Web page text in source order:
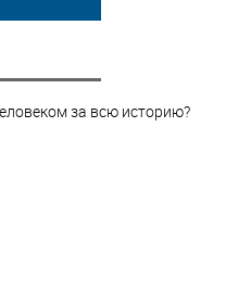
за всю историю?